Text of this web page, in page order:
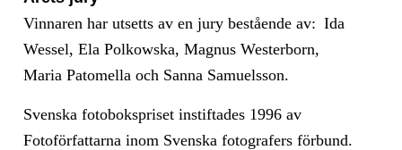
Vinnaren har utsetts av en jury bestående av: Ida
Wessel, Ela Polkowska, Magnus Westerborn,
Maria Patomella och Sanna Samuelsson.
Svenska fotobokspriset instiftades 1996 av
Fotoförfattarna inom Svenska fotografers förbund.